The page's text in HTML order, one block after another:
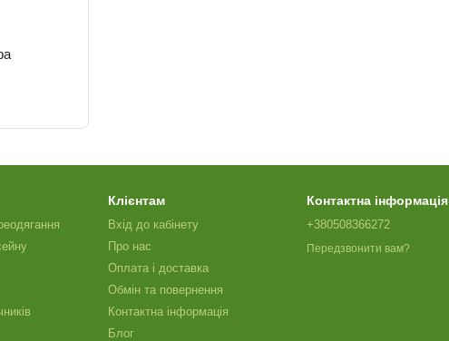
Клієнтам
Вхід до кабінету
Про нас
Оплата і доставка
Обмін та повернення
Контактна інформація
Блог
Контактна інформація
+380508366272
Передзвонити вам?